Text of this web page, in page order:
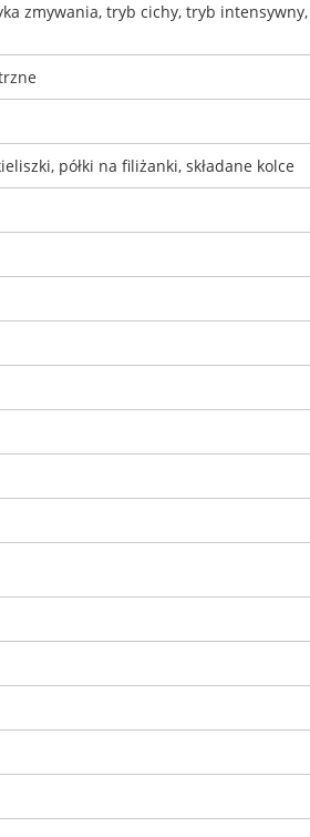
zmywania, tryb cichy, tryb
półki na filiżanki, składane kolce